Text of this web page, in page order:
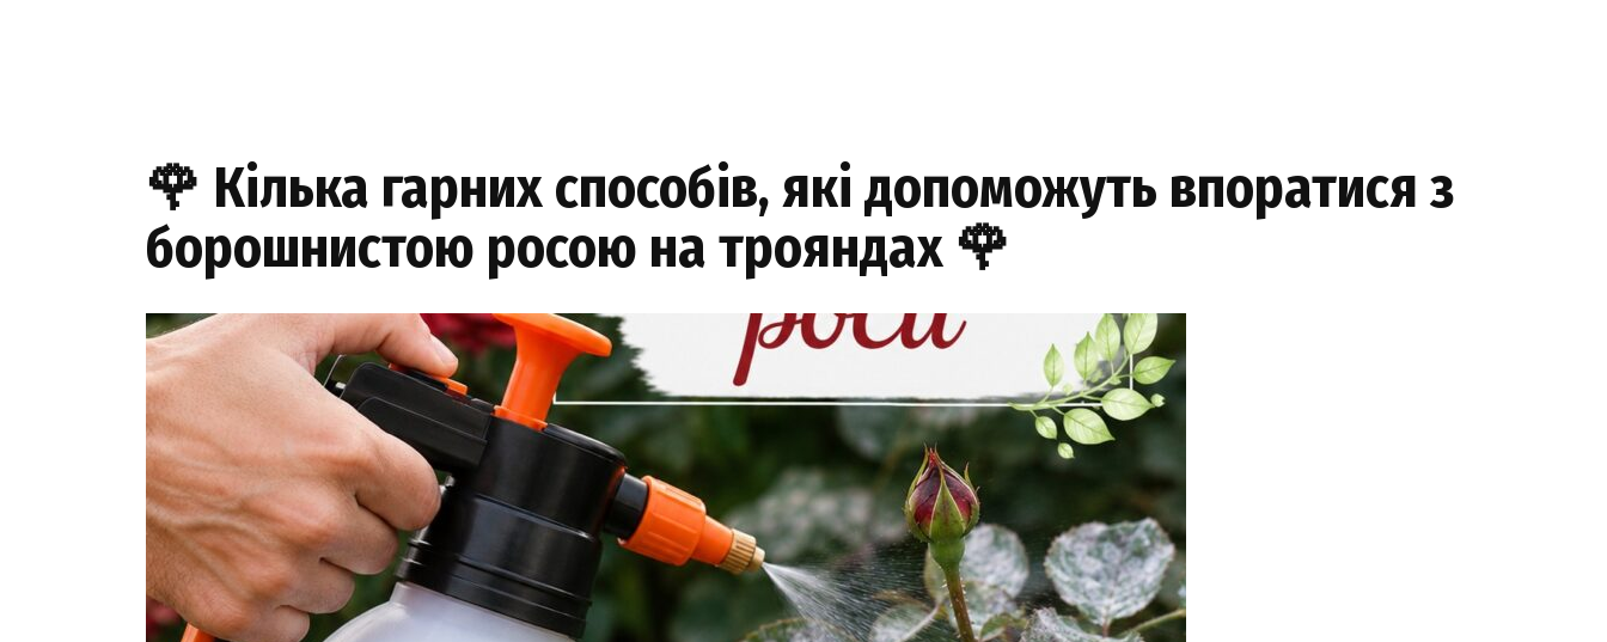
🌹 Кілька гарних способів, які допоможуть впоратися з
борошнистою росою на трояндах 🌹